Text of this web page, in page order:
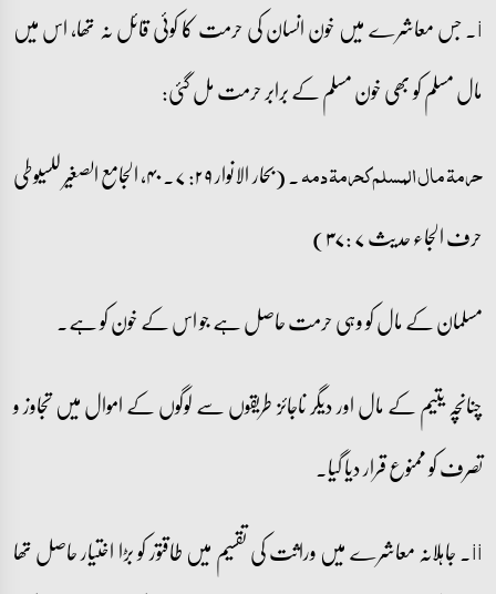
i۔ جس معاشرے میں خون انسان کی حرمت کا کوئی قائل نہ تھا، اس میں
مال مسلم کو بھی خون مسلم کے برابر حرمت مل گئی:
حرمۃ مال المسلم کحرمۃ دمہ
۔ (بحار الانوار ۲۹: ۷۔۴۰، الجامع الصغیر للسیوطی
حرف الجاء حدیث ۷ :۳۷)
مسلمان کے مال کو وہی حرمت حاصل ہے جو اس کے خون کو ہے۔
چنانچہ یتیم کے مال اور دیگر ناجائز طریقوں سے لوگوں کے اموال میں تجاوز و
تصرف کو ممنوع قرار دیا گیا۔
ii۔ جاہلانہ معاشرے میں وراثت کی تقسیم میں طاقتور کو بڑا اختیار حاصل تھا